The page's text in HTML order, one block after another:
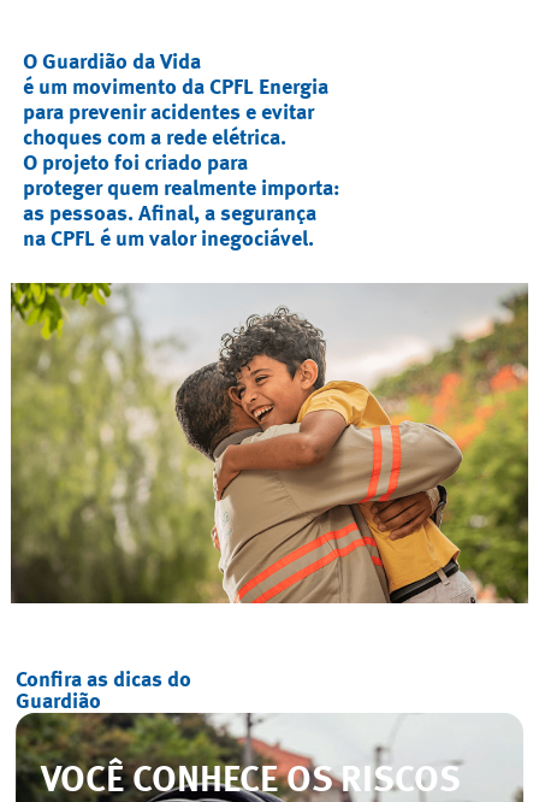
O Guardião da Vida
é um movimento da CPFL Energia
para prevenir acidentes e evitar
choques com a rede elétrica.
O projeto foi criado para
proteger quem realmente importa:
as pessoas. Afinal, a segurança
na CPFL é um valor inegociável.
Confira as dicas do
Guardião
VOCÊ CONHECE OS RISCOS